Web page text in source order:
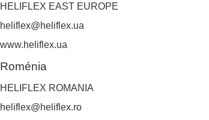
HELIFLEX EAST EUROPE
heliflex@heliflex.ua
www.heliflex.ua
Roménia
HELIFLEX ROMANIA
heliflex@heliflex.ro